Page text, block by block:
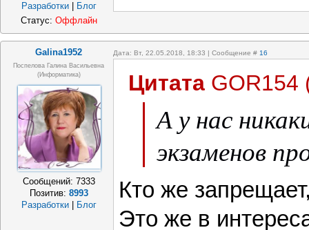
для
ребёнка по
предметам, а
родителей
очередь.
Разработки
Блог
Статус: Оффлайн
Galina1952 Дата: Вт, 22.05.2018, 18:33 | Сообщение # 16
Поспелова Галина Васильевна
(информатика)
Сообщений: 7333
Позитив: 8993
Разработки
Блог
Цитата GOR154
А у нас
экзаменов
Кто же
Это же в